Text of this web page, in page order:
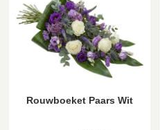
Rouwboeket Paars Wit